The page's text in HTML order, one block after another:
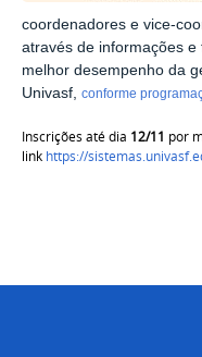
coordenadores e vice-
através de informações
melhor desempenho da
Univasf, conforme
Inscrições até dia 12/11 por
link https://